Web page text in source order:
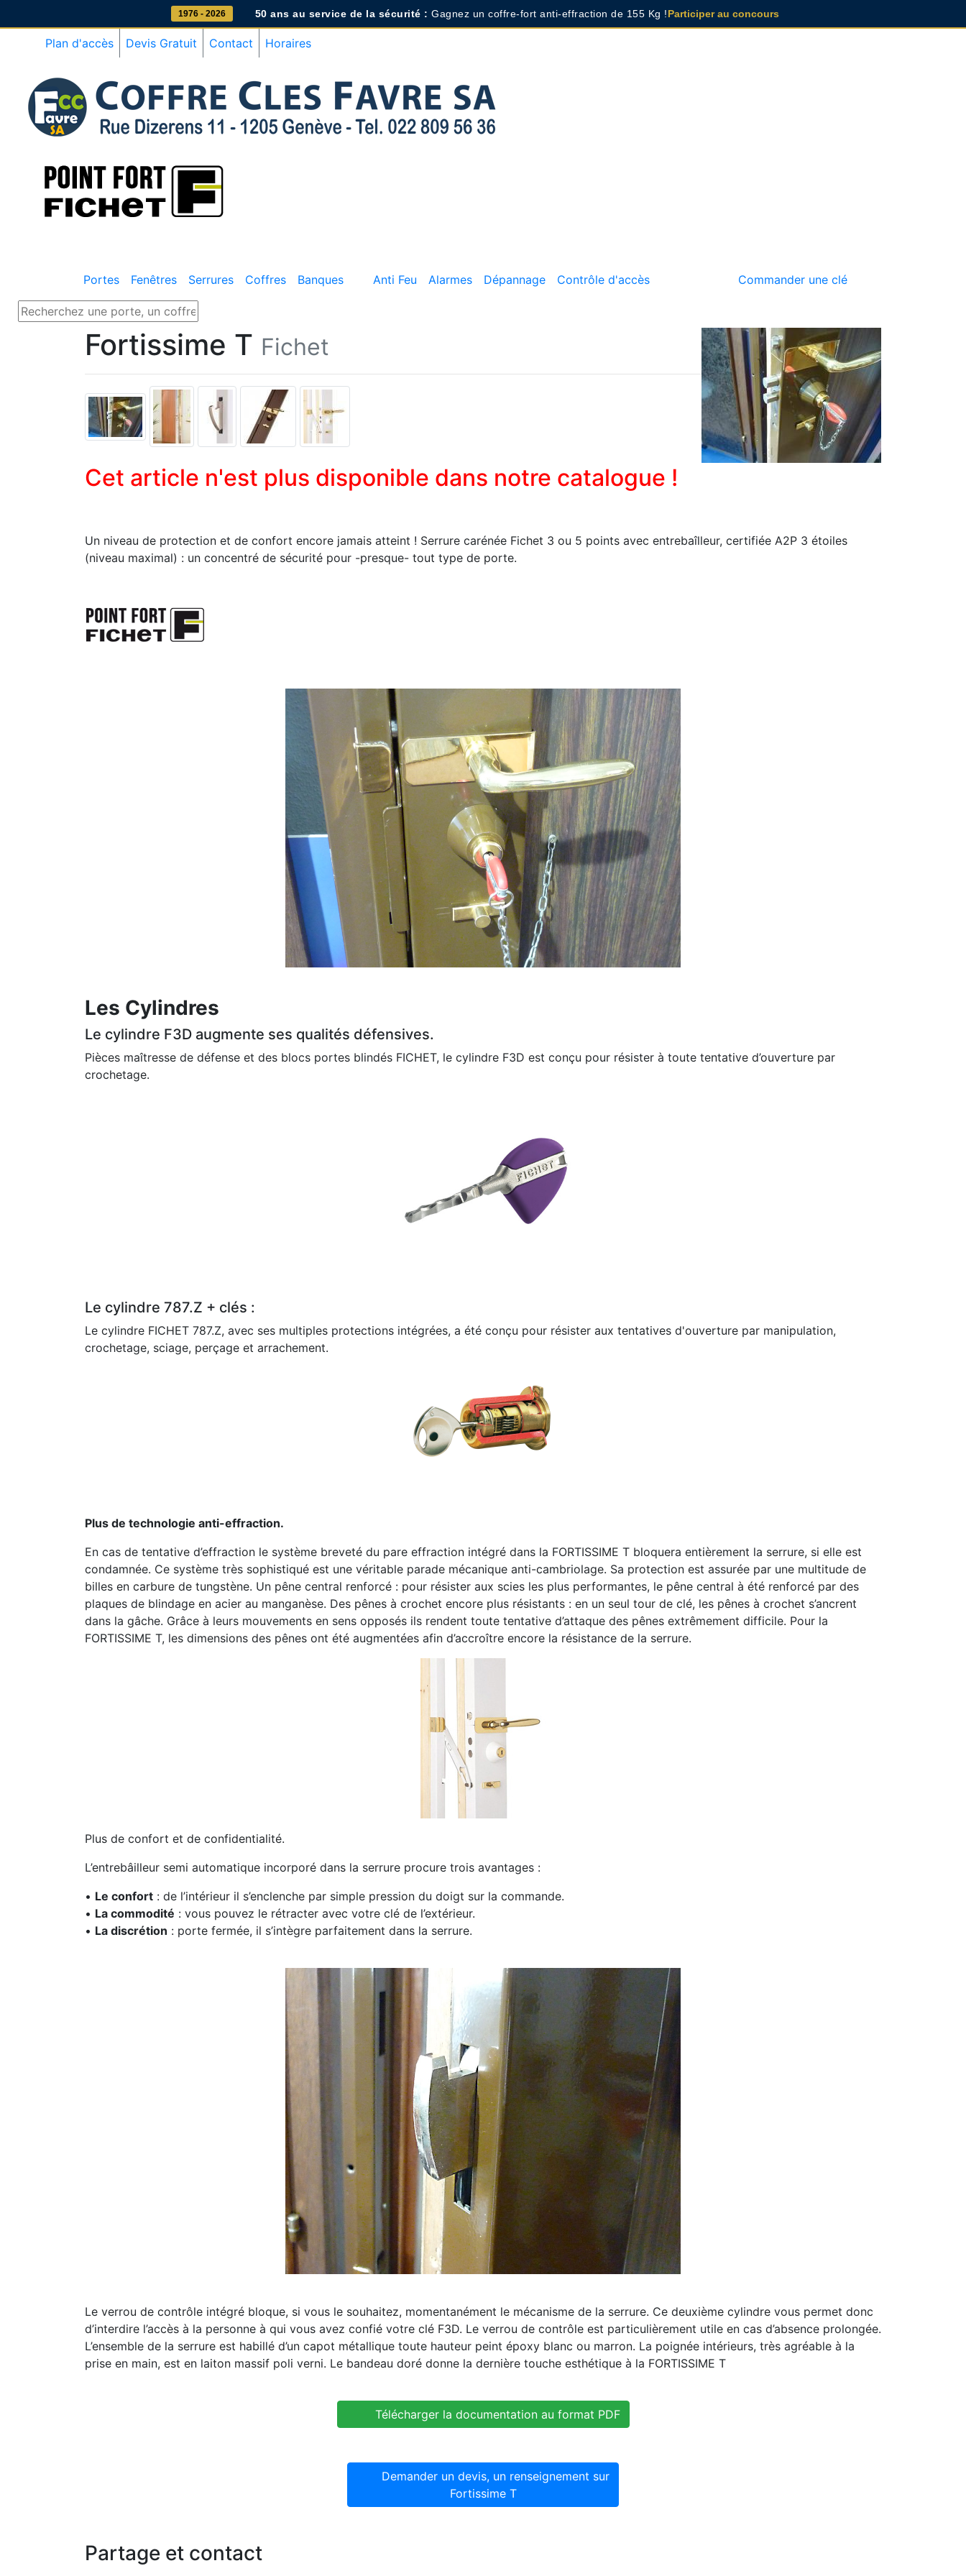
1976 - 2026 50 ans au service de la sécurité : Gagnez un coffre-fort anti-effraction de 155 Kg !Participer au concours
Plan d'accès Devis Gratuit Contact Horaires
Portes Fenêtres Serrures Coffres Banques Anti Feu Alarmes Dépannage Contrôle d'accès Commander une clé
Fortissime T Fichet
Cet article n'est plus disponible dans notre catalogue !
Un niveau de protection et de confort encore jamais atteint ! Serrure carénée Fichet 3 ou 5 points avec entrebaîlleur, certifiée A2P 3 étoiles
(niveau maximal) : un concentré de sécurité pour -presque- tout type de porte.
Les Cylindres
Le cylindre F3D augmente ses qualités défensives.
Pièces maîtresse de défense et des blocs portes blindés FICHET, le cylindre F3D est conçu pour résister à toute tentative d’ouverture par
crochetage.
Le cylindre 787.Z + clés :
Le cylindre FICHET 787.Z, avec ses multiples protections intégrées, a été conçu pour résister aux tentatives d'ouverture par manipulation,
crochetage, sciage, perçage et arrachement.
Plus de technologie anti-effraction.
En cas de tentative d’effraction le système breveté du pare effraction intégré dans la FORTISSIME T bloquera entièrement la serrure, si elle est
condamnée. Ce système très sophistiqué est une véritable parade mécanique anti-cambriolage. Sa protection est assurée par une multitude de
billes en carbure de tungstène. Un pêne central renforcé : pour résister aux scies les plus performantes, le pêne central à été renforcé par des
plaques de blindage en acier au manganèse. Des pênes à crochet encore plus résistants : en un seul tour de clé, les pênes à crochet s’ancrent
dans la gâche. Grâce à leurs mouvements en sens opposés ils rendent toute tentative d’attaque des pênes extrêmement difficile. Pour la
FORTISSIME T, les dimensions des pênes ont été augmentées afin d’accroître encore la résistance de la serrure.
Plus de confort et de confidentialité.
L’entrebâilleur semi automatique incorporé dans la serrure procure trois avantages :
• Le confort : de l’intérieur il s’enclenche par simple pression du doigt sur la commande.
• La commodité : vous pouvez le rétracter avec votre clé de l’extérieur.
• La discrétion : porte fermée, il s’intègre parfaitement dans la serrure.
Le verrou de contrôle intégré bloque, si vous le souhaitez, momentanément le mécanisme de la serrure. Ce deuxième cylindre vous permet donc
d’interdire l’accès à la personne à qui vous avez confié votre clé F3D. Le verrou de contrôle est particulièrement utile en cas d’absence prolongée.
L’ensemble de la serrure est habillé d’un capot métallique toute hauteur peint époxy blanc ou marron. La poignée intérieurs, très agréable à la
prise en main, est en laiton massif poli verni. Le bandeau doré donne la dernière touche esthétique à la FORTISSIME T
Télécharger la documentation au format PDF
Demander un devis, un renseignement sur
Fortissime T
Partage et contact